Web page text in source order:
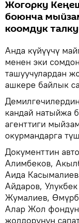
Жогорку
боюнча
коомдук
Анда күйүүчү
менен эки
ташуучулардан
ашкере байлык
кандай натыйжа
агенттиги
окурмандарга
Документтин
Алимбеков,
Аида
Айдаров,
Жумалиев,
Алар Жол фондун
жолдорунун